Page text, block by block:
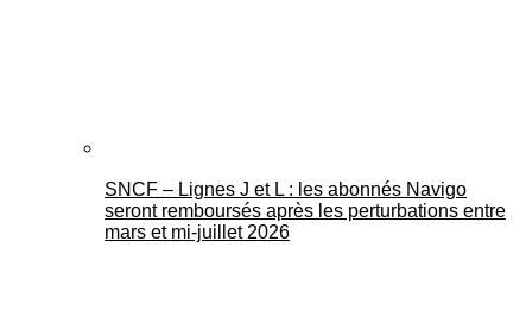
SNCF – Lignes J et L : les abonnés Navigo
seront remboursés après les perturbations entre
mars et mi-juillet 2026